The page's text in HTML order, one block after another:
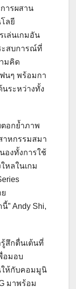
ารผสาน
ลยี
เล่นเกมอัน
ะสบการณ์ที่
มคิด
นๆ พร้อมกา
ระหว่างทั้ง
อกย้ำภาพ
าหกรรมสมา
งทั้งการใช้
หลในเกม
” Andy Shi,
รู้สึกตื่นเต้นที่
อมอบ
ให้กับคอมมูนิ
มาพร้อม